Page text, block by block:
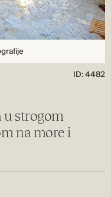
ID: 4482
u strogom
na more i